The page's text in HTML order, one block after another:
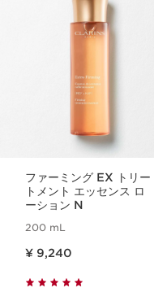
ファーミング EX トリー
トメント エッセンス ロ
ーション N
200 mL
¥ 9,240